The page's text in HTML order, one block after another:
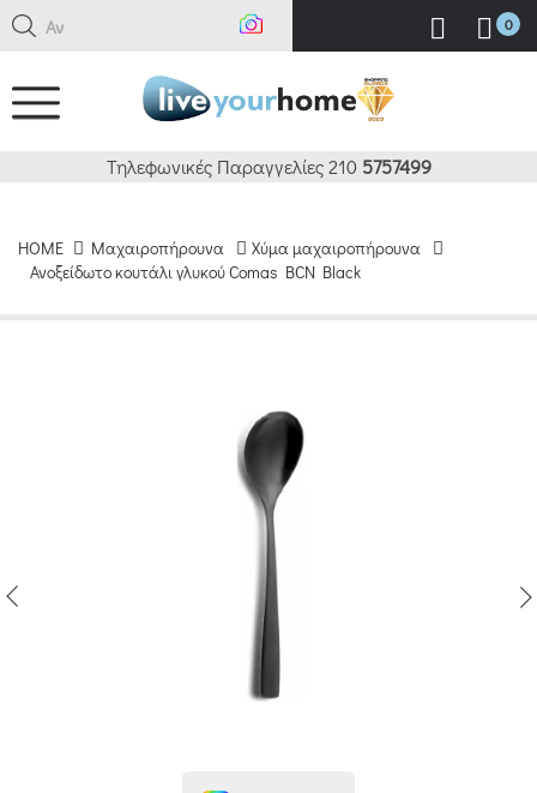
Αναζή 0
Τηλεφωνικές Παραγγελίες 210 5757499
HOME Μαχαιροπήρουνα
Χύμα μαχαιροπήρουνα
Ανοξείδωτο κουτάλι γλυκού Comas BCN Black